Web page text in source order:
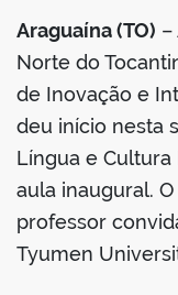
Araguaína (TO) –
Norte do
de Inovação e
deu início nesta
Língua e Cultura
aula inaugural.
professor
Tyumen